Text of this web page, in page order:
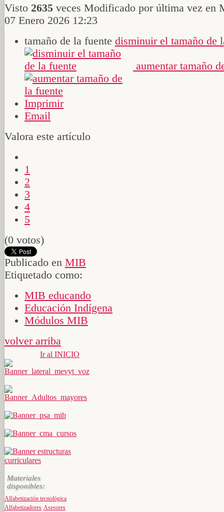
Visto 2635 veces Modificado por última vez en
07 Enero 2026 12:23
tamaño de la fuente disminuir el tamaño de
aumentar tamaño
Imprimir
Email
Valora este artículo
1
2
3
4
5
(0 votos)
Publicado en MIB
Etiquetado como:
MIB educando
Educación Indígena
Módulos MIB
volver arriba
Ir al INICIO
Materiales
disponibles:
Alfabetización tecnológica
Alfabetizadores Asesores